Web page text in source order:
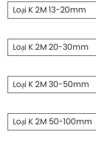
Loại K 2M 13-20mm
Loại K 2M 20-30mm
Loại K 2M 30-50mm
Loại K 2M 50-100mm